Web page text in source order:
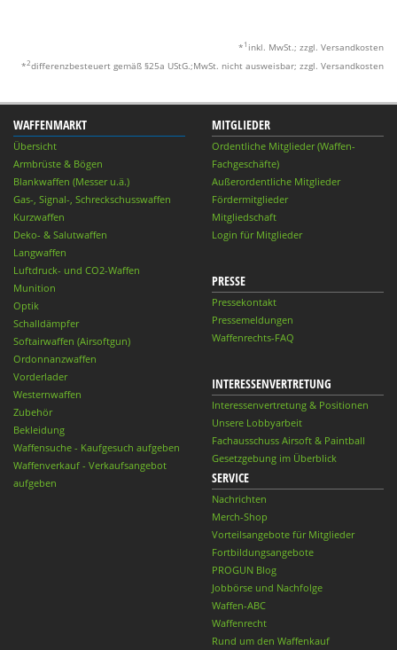
* 1 inkl. MwSt.; zzgl. Versandkosten
*2differenzbesteuert gemäß §25a UStG.;MwSt. nicht ausweisbar; zzgl. Versandkosten
WAFFENMARKT
Übersicht
Armbrüste & Bögen
Blankwaffen (Messer u.ä.)
Gas-, Signal-, Schreckschusswaffen
Kurzwaffen
Deko- & Salutwaffen
Langwaffen
Luftdruck- und CO2-Waffen
Munition
Optik
Schalldämpfer
Softairwaffen (Airsoftgun)
Ordonnanzwaffen
Vorderlader
Westernwaffen
Zubehör
Bekleidung
Waffensuche - Kaufgesuch aufgeben
Waffenverkauf - Verkaufsangebot
aufgeben
MITGLIEDER
Ordentliche Mitglieder (Waffen-
Fachgeschäfte)
Außerordentliche Mitglieder
Fördermitglieder
Mitgliedschaft
Login für Mitglieder
PRESSE
Pressekontakt
Pressemeldungen
Waffenrechts-FAQ
INTERESSENVERTRETUNG
Interessenvertretung & Positionen
Unsere Lobbyarbeit
Fachausschuss Airsoft & Paintball
Gesetzgebung im Überblick
SERVICE
Nachrichten
Merch-Shop
Vorteilsangebote für Mitglieder
Fortbildungsangebote
PROGUN Blog
Jobbörse und Nachfolge
Waffen-ABC
Waffenrecht
Rund um den Waffenkauf